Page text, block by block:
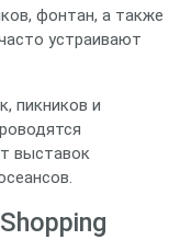
фонтан, а также
устраивают
пикников и
выставок